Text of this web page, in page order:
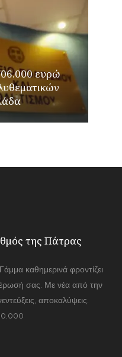
ευρώ
της Πάτρας
καθημερινά φροντίζει
σας. Με νέα από την
αποκαλύψεις.